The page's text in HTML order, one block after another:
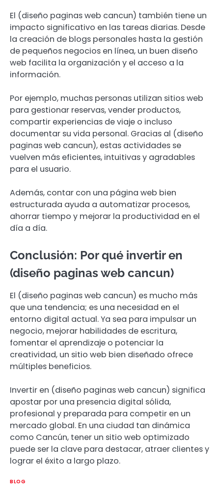
El (diseño paginas web cancun) también tiene un
impacto significativo en las tareas diarias. Desde
la creación de blogs personales hasta la gestión
de pequeños negocios en línea, un buen diseño
web facilita la organización y el acceso a la
información.
Por ejemplo, muchas personas utilizan sitios web
para gestionar reservas, vender productos,
compartir experiencias de viaje o incluso
documentar su vida personal. Gracias al (diseño
paginas web cancun), estas actividades se
vuelven más eficientes, intuitivas y agradables
para el usuario.
Además, contar con una página web bien
estructurada ayuda a automatizar procesos,
ahorrar tiempo y mejorar la productividad en el
día a día.
Conclusión: Por qué invertir en
(diseño paginas web cancun)
El (diseño paginas web cancun) es mucho más
que una tendencia; es una necesidad en el
entorno digital actual. Ya sea para impulsar un
negocio, mejorar habilidades de escritura,
fomentar el aprendizaje o potenciar la
creatividad, un sitio web bien diseñado ofrece
múltiples beneficios.
Invertir en (diseño paginas web cancun) significa
apostar por una presencia digital sólida,
profesional y preparada para competir en un
mercado global. En una ciudad tan dinámica
como Cancún, tener un sitio web optimizado
puede ser la clave para destacar, atraer clientes y
lograr el éxito a largo plazo.
BLOG